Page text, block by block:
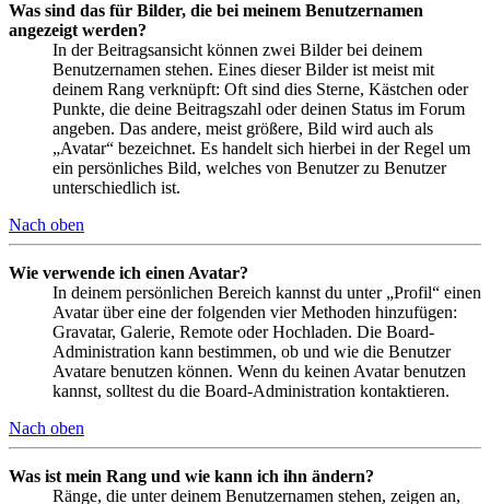
Was sind das für Bilder, die bei meinem Benutzernamen
angezeigt werden?
In der Beitragsansicht können zwei Bilder bei deinem
Benutzernamen stehen. Eines dieser Bilder ist meist mit
deinem Rang verknüpft: Oft sind dies Sterne, Kästchen oder
Punkte, die deine Beitragszahl oder deinen Status im Forum
angeben. Das andere, meist größere, Bild wird auch als
„Avatar“ bezeichnet. Es handelt sich hierbei in der Regel um
ein persönliches Bild, welches von Benutzer zu Benutzer
unterschiedlich ist.
Nach oben
Wie verwende ich einen Avatar?
In deinem persönlichen Bereich kannst du unter „Profil“ einen
Avatar über eine der folgenden vier Methoden hinzufügen:
Gravatar, Galerie, Remote oder Hochladen. Die Board-
Administration kann bestimmen, ob und wie die Benutzer
Avatare benutzen können. Wenn du keinen Avatar benutzen
kannst, solltest du die Board-Administration kontaktieren.
Nach oben
Was ist mein Rang und wie kann ich ihn ändern?
Ränge, die unter deinem Benutzernamen stehen, zeigen an,